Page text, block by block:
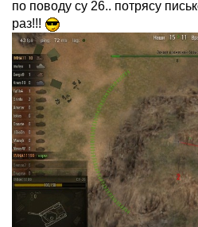
по поводу су 26.. потрясу
раз!!!